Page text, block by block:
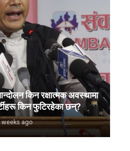
किन रक्षात्मक अवस्थामा
किन फुटिरहेका छन्?
weeks ago